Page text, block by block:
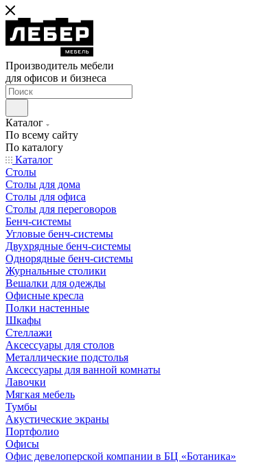
Производитель мебели
для офисов и бизнеса
Каталог
По всему сайту
По каталогу
Каталог
Столы
Столы для дома
Столы для офиса
Столы для переговоров
Бенч-системы
Угловые бенч-системы
Двухрядные бенч-системы
Однорядные бенч-системы
Журнальные столики
Вешалки для одежды
Офисные кресла
Полки настенные
Шкафы
Стеллажи
Аксессуары для столов
Металлические подстолья
Аксессуары для ванной комнаты
Лавочки
Мягкая мебель
Тумбы
Акустические экраны
Портфолио
Офисы
Офис девелоперской компании в БЦ «Ботаника»